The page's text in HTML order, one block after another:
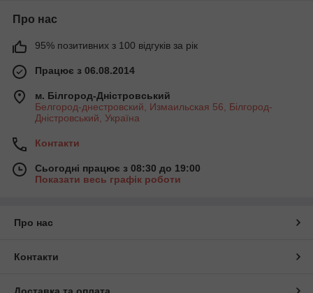
Про нас
95% позитивних з 100 відгуків за рік
Працює з 06.08.2014
м. Білгород-Дністровський
Белгород-днестровский, Измаильская 56, Білгород-
Дністровський, Україна
Контакти
Сьогодні працює з 08:30 до 19:00
Показати весь графік роботи
Про нас
Контакти